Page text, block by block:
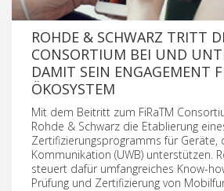
ROHDE & SCHWARZ TRITT
CONSORTIUM BEI UND
DAMIT SEIN ENGAGEMENT
ÖKOSYSTEM
Mit dem Beitritt zum FiRaTM
Rohde & Schwarz die Etablierung
Zertifizierungsprogramms für Geräte,
Kommunikation (UWB) unterstützen.
steuert dafür umfangreiches Know-
Prüfung und Zertifizierung von